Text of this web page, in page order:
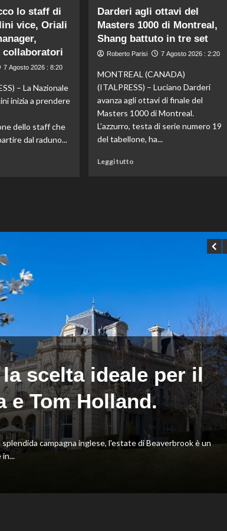
In
Gran
Bretagna
Bezzecchi
in
sella
ed
è
davanti
a
tutti
lo staff di
vice, Oriali
collaboratori
7 Agosto 2026 : 8:20
– La Nazionale
inizia a prendere
dello staff che
dal raduno...
Darderi agli ottavi del
Masters 1000 di Montreal,
Shang battuto in tre set
Roberto Parisi 7 Agosto 2026 : 2:20
MONTREAL (CANADA)
(ITALPRESS) – Luciano Darderi
avanza agli ottavi di finale del
Masters 1000 di Montreal.
L’azzurro, testa di serie numero 19
del tabellone, ha...
Leggi tutto
set
scelta ideale per il
e Tom Holland.
campagna inglese, l'estate di Beaverbrook è un